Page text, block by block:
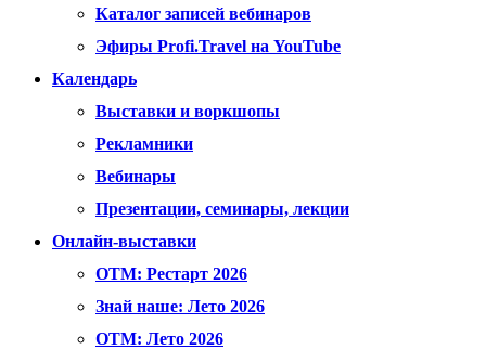
Каталог записей вебинаров
Эфиры Profi.Travel на YouTube
Календарь
Выставки и воркшопы
Рекламники
Вебинары
Презентации, семинары, лекции
Онлайн-выставки
OTM: Рестарт 2026
Знай наше: Лето 2026
OTM: Лето 2026